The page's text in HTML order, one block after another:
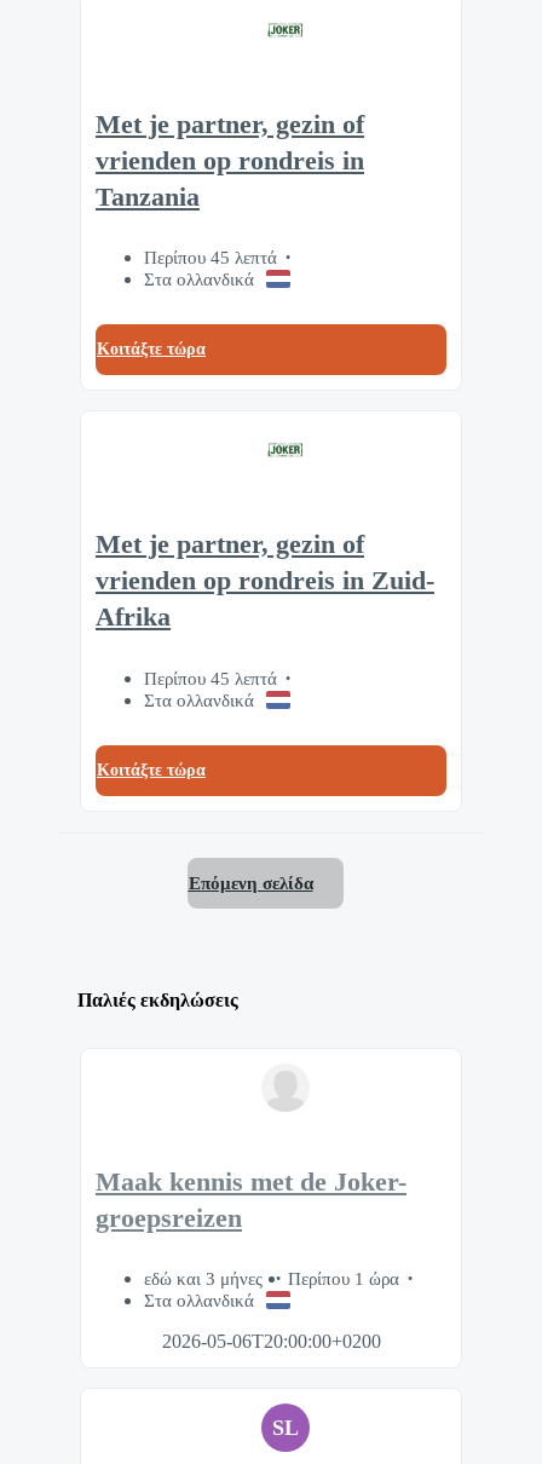
Met je partner, gezin of
vrienden op rondreis in
Tanzania
Περίπου 45 λεπτά
Στα ολλανδικά
Κοιτάξτε τώρα
Met je partner, gezin of
vrienden op rondreis in Zuid-
Afrika
Περίπου 45 λεπτά
Στα ολλανδικά
Κοιτάξτε τώρα
Επόμενη σελίδα
Παλιές εκδηλώσεις
Maak kennis met de Joker-
groepsreizen
εδώ και 3 μήνες
Περίπου 1 ώρα
Στα ολλανδικά
2026-05-06T20:00:00+0200
SL